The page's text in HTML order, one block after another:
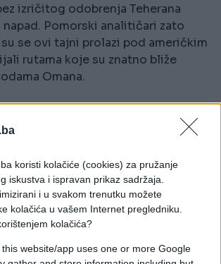
koristi kolačiće (cookies) za pružanje
iskustva i ispravan prikaz sadržaja.
i u svakom trenutku možete
kolačića u vašem Internet pregledniku.
kolačića?
website/app uses one or more Google
izričitog odobrenja Teherana
Pomorski analitičari zato
se ovi tajni prolazi pod američkim
rutama koje su znatno bliže
Omana.
sukoba kroz Hormuški moreuz
prolazilo znatno više od 100
SAD-a odvijaju u potpunoj
sistemima za praćenje,
da je trenutno nemoguće
tačan broj brodova koji su
kroz moreuz.